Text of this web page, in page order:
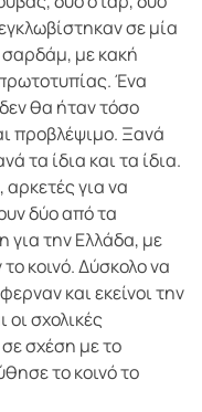
σε μία
με κακή
Ένα
θα ήταν τόσο
προβλέψιμο. Ξανά
τα ίδια και τα ίδια.
για να
δύο από τα
την Ελλάδα, με
κοινό. Δύσκολο να
και εκείνοι την
σχολικές
σχέση με το
το κοινό το